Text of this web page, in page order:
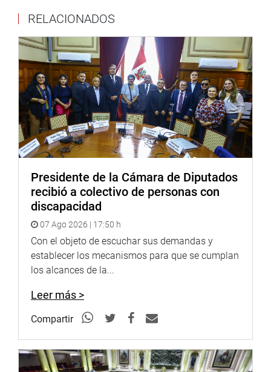
http://www.congreso.gob.pe/
Facebook:https://www.facebook.com/congresoperu
Twitter:https://twitter.com/congresoperu
Youtube:http://www.youtube.com/congresoperu
Soundcloud:https://soundcloud.com/radiocongreso
RELACIONADOS
Presidente de la Cámara de Diputados
recibió a colectivo de personas con
discapacidad
07 Ago 2026 | 17:50 h
Con el objeto de escuchar sus demandas y
establecer los mecanismos para que se cumplan
los alcances de la...
Leer más >
Compartir